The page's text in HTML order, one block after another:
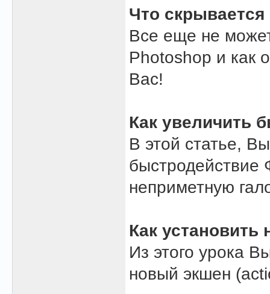
Что
Все еще не
Photoshop и как
Вас!
Как увеличить
В этой статье,
быстродействие
неприметную
Как
Из этого урока
новый экшен